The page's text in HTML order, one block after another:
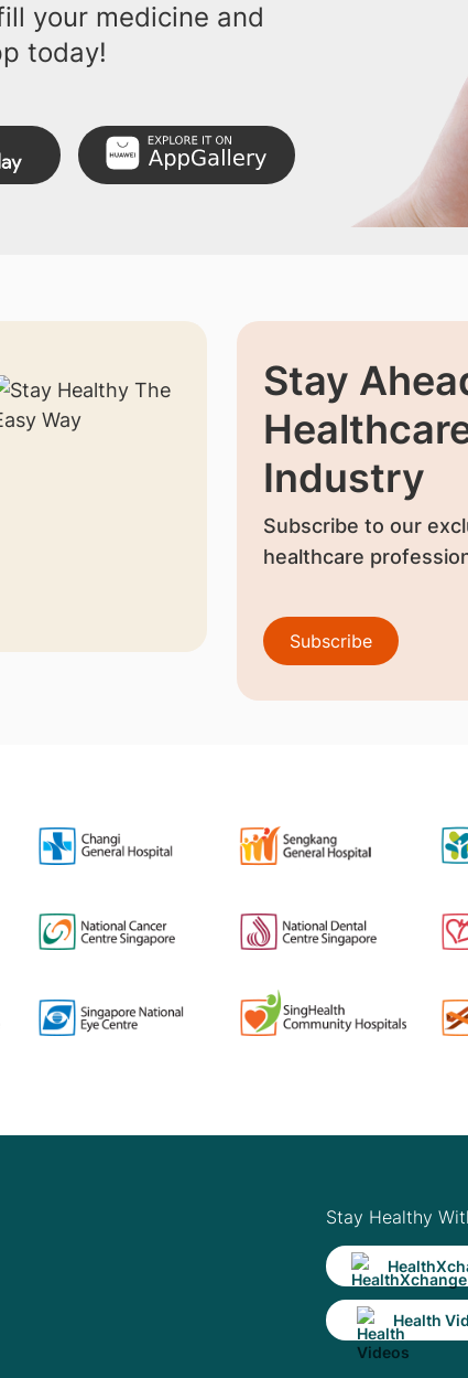
your medicine and
today!
Stay
Industry
Subscribe to our
healthcare
Subscribe
Stay Healthy
Health